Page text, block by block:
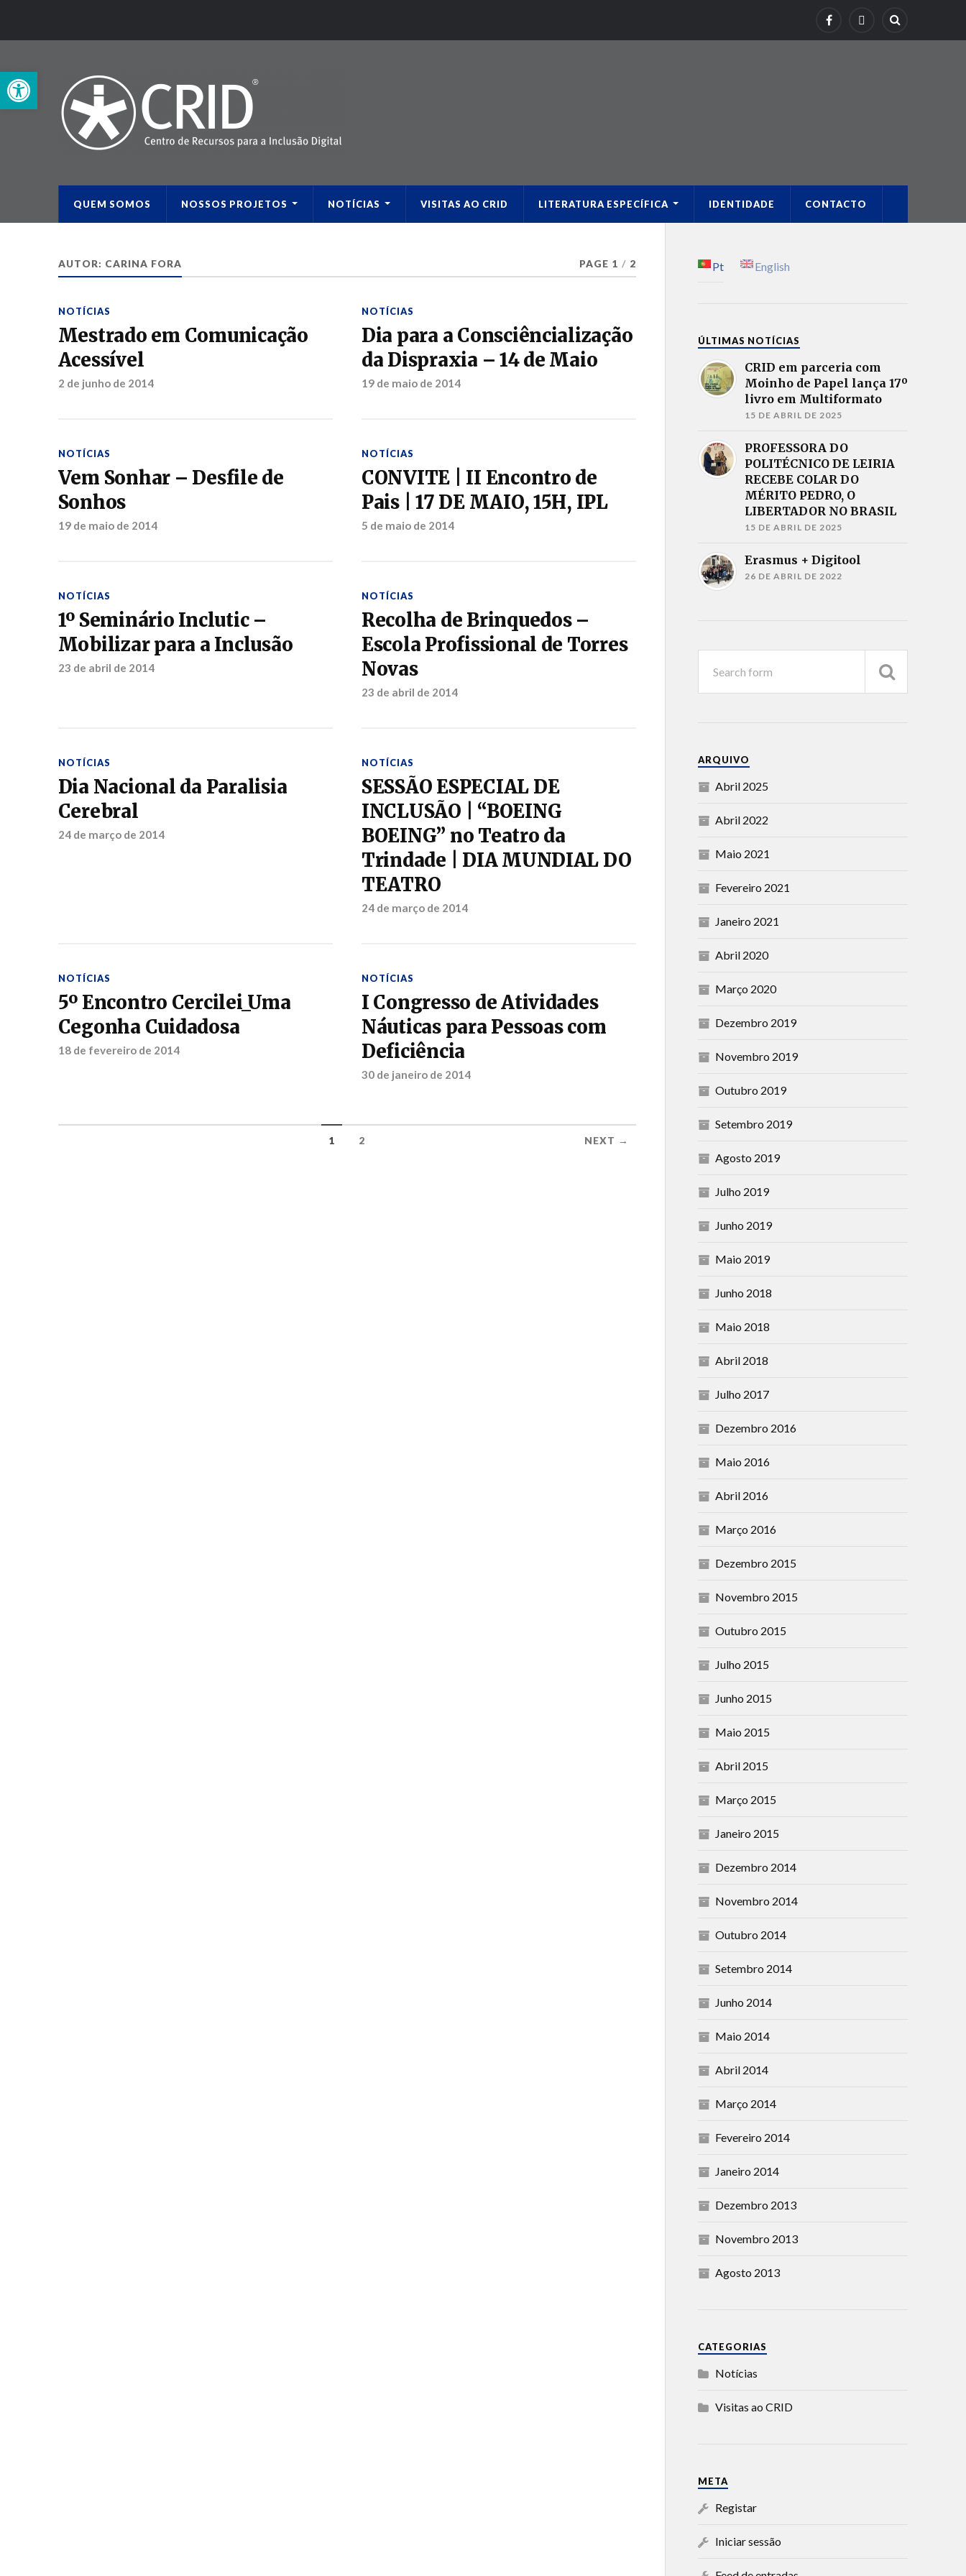
Open toolbar
QUEM SOMOS NOSSOS PROJETOS NOTÍCIAS VISITAS AO CRID LITERATURA ESPECÍFICA IDENTIDADE CONTACTO
AUTOR: CARINA FORA PAGE 1 / 2
NOTÍCIAS
Mestrado em Comunicação
Acessível
2 de junho de 2014
NOTÍCIAS
Dia para a Consciêncialização
da Dispraxia – 14 de Maio
19 de maio de 2014
NOTÍCIAS
Vem Sonhar – Desfile de
Sonhos
19 de maio de 2014
NOTÍCIAS
CONVITE | II Encontro de
Pais | 17 DE MAIO, 15H, IPL
5 de maio de 2014
NOTÍCIAS
1º Seminário Inclutic –
Mobilizar para a Inclusão
23 de abril de 2014
NOTÍCIAS
Recolha de Brinquedos –
Escola Profissional de Torres
Novas
23 de abril de 2014
NOTÍCIAS
Dia Nacional da Paralisia
Cerebral
24 de março de 2014
NOTÍCIAS
SESSÃO ESPECIAL DE
INCLUSÃO | “BOEING
BOEING” no Teatro da
Trindade | DIA MUNDIAL DO
TEATRO
24 de março de 2014
NOTÍCIAS
5º Encontro Cercilei_Uma
Cegonha Cuidadosa
18 de fevereiro de 2014
NOTÍCIAS
I Congresso de Atividades
Náuticas para Pessoas com
Deficiência
30 de janeiro de 2014
1 2 NEXT →
Pt English
ÚLTIMAS NOTÍCIAS
CRID em parceria com
Moinho de Papel lança 17º
livro em Multiformato
15 DE ABRIL DE 2025
PROFESSORA DO
POLITÉCNICO DE LEIRIA
RECEBE COLAR DO
MÉRITO PEDRO, O
LIBERTADOR NO BRASIL
15 DE ABRIL DE 2025
Erasmus + Digitool
26 DE ABRIL DE 2022
ARQUIVO
Abril 2025
Abril 2022
Maio 2021
Fevereiro 2021
Janeiro 2021
Abril 2020
Março 2020
Dezembro 2019
Novembro 2019
Outubro 2019
Setembro 2019
Agosto 2019
Julho 2019
Junho 2019
Maio 2019
Junho 2018
Maio 2018
Abril 2018
Julho 2017
Dezembro 2016
Maio 2016
Abril 2016
Março 2016
Dezembro 2015
Novembro 2015
Outubro 2015
Julho 2015
Junho 2015
Maio 2015
Abril 2015
Março 2015
Janeiro 2015
Dezembro 2014
Novembro 2014
Outubro 2014
Setembro 2014
Junho 2014
Maio 2014
Abril 2014
Março 2014
Fevereiro 2014
Janeiro 2014
Dezembro 2013
Novembro 2013
Agosto 2013
CATEGORIAS
Notícias
Visitas ao CRID
META
Registar
Iniciar sessão